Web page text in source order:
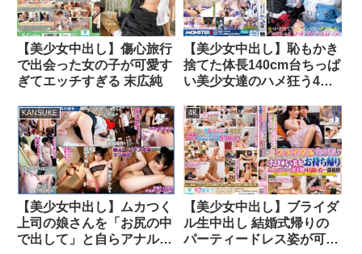
【美少女中出し】傷心旅行
で出会った女の子が可愛す
ぎてエッチすぎる 末広純
【美少女中出し】恥もかき
捨てた体長140cm台ちっぱ
い美少女達のハメ狂う4P
相互ビチャイキ中出しぶっ
かけ絶頂！！ 皆月ひかる
冬愛ことね
KANSUKE
【美少女中出し】ムカつく
上司の娘さんを「お尻の中
で出して」と自らアナル中
4K
【美少女中出し】ブライダ
ル生中出し 結婚式帰りの
パーティードレス姿が可愛